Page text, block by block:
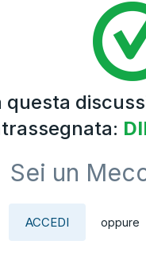
questa
Sei un
ACCEDI oppure